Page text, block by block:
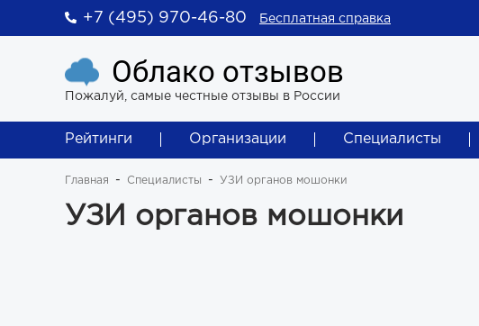
+7 (495) 970-46-80 Бесплатная справка
Облако отзывов
Пожалуй, самые честные отзывы в России
Рейтинги Организации Специалисты
Главная Специалисты УЗИ органов мошонки
УЗИ органов мошонки